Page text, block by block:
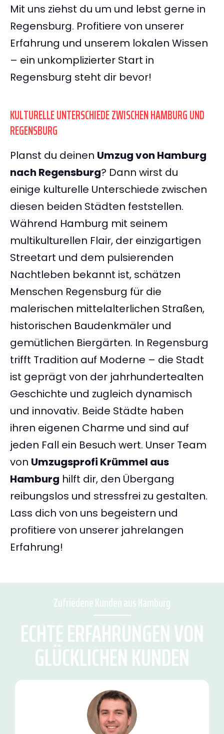
Mit uns ziehst du um und lebst gerne in
Regensburg. Profitiere von unserer
Erfahrung und unserem lokalen Wissen
– ein unkomplizierter Start in
Regensburg steht dir bevor!
KULTURELLE UNTERSCHIEDE ZWISCHEN HAMBURG UND
REGENSBURG
Planst du deinen Umzug von Hamburg
nach Regensburg? Dann wirst du
einige kulturelle Unterschiede zwischen
diesen beiden Städten feststellen.
Während Hamburg mit seinem
multikulturellen Flair, der einzigartigen
Streetart und dem pulsierenden
Nachtleben bekannt ist, schätzen
Menschen Regensburg für die
malerischen mittelalterlichen Straßen,
historischen Baudenkmäler und
gemütlichen Biergärten. In Regensburg
trifft Tradition auf Moderne – die Stadt
ist geprägt von der jahrhundertealten
Geschichte und zugleich dynamisch
und innovativ. Beide Städte haben
ihren eigenen Charme und sind auf
jeden Fall ein Besuch wert. Unser Team
von Umzugsprofi Krümmel aus
Hamburg hilft dir, den Übergang
reibungslos und stressfrei zu gestalten.
Lass dich von uns begeistern und
profitiere von unserer jahrelangen
Erfahrung!
Zufriedene Kunden aus Hamburg
ECHTE ERFAHRUNGEN VON
GLÜCKLICHEN KUNDEN